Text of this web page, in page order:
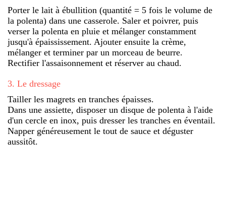
Porter le lait à ébullition (quantité = 5 fois le volume de
la polenta) dans une casserole. Saler et poivrer, puis
verser la polenta en pluie et mélanger constamment
jusqu'à épaississement. Ajouter ensuite la crème,
mélanger et terminer par un morceau de beurre.
Rectifier l'assaisonnement et réserver au chaud.
3. Le dressage
Tailler les magrets en tranches épaisses.
Dans une assiette, disposer un disque de polenta à l'aide
d'un cercle en inox, puis dresser les tranches en éventail.
Napper généreusement le tout de sauce et déguster
aussitôt.